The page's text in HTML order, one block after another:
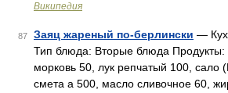
Википедия
87 Заяц жареный по-берлински —
Тип блюда: Вторые блюда Продукты:
морковь 50, лук репчатый 100, сало
смета а 500, масло сливочное 60,